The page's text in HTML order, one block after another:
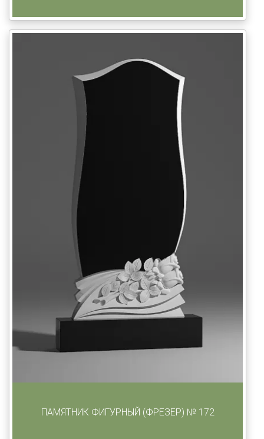
ВАШ ТЕЛЕФОН
Cогласиие на обработку персональных данных
ПАМЯТНИК ФИГУРНЫЙ (ФРЕЗЕР) № 172